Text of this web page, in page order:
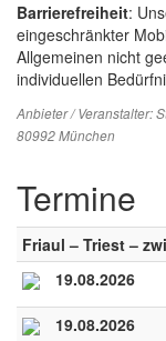
Barrierefreiheit:
eingeschränkter
Allgemeinen nicht
individuellen
Anbieter / Veranstalter:
80992 München
Termine
Friaul – Triest –
19.08.2026
19.08.2026